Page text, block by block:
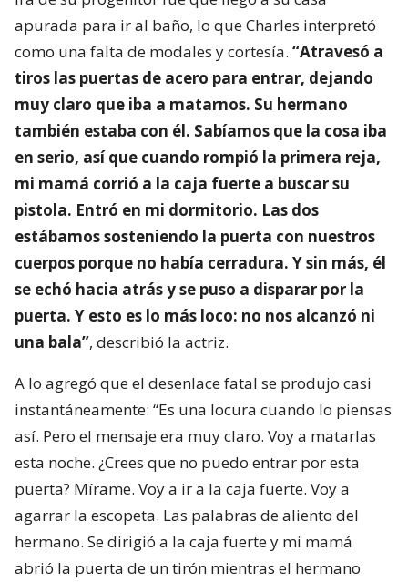
apurada para ir al baño, lo que Charles interpretó
como una falta de modales y cortesía. “Atravesó a
tiros las puertas de acero para entrar, dejando
muy claro que iba a matarnos. Su hermano
también estaba con él. Sabíamos que la cosa iba
en serio, así que cuando rompió la primera reja,
mi mamá corrió a la caja fuerte a buscar su
pistola. Entró en mi dormitorio. Las dos
estábamos sosteniendo la puerta con nuestros
cuerpos porque no había cerradura. Y sin más, él
se echó hacia atrás y se puso a disparar por la
puerta. Y esto es lo más loco: no nos alcanzó ni
una bala”, describió la actriz.
A lo agregó que el desenlace fatal se produjo casi
instantáneamente: “Es una locura cuando lo piensas
así. Pero el mensaje era muy claro. Voy a matarlas
esta noche. ¿Crees que no puedo entrar por esta
puerta? Mírame. Voy a ir a la caja fuerte. Voy a
agarrar la escopeta. Las palabras de aliento del
hermano. Se dirigió a la caja fuerte y mi mamá
abrió la puerta de un tirón mientras el hermano